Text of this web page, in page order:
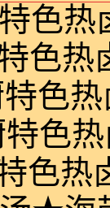
色
色
色
色
色